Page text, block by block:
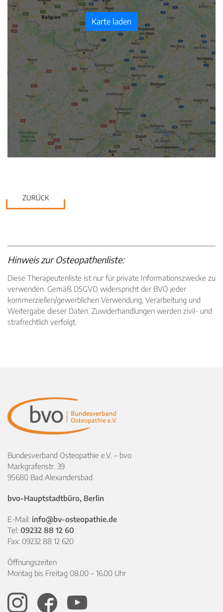
Karte laden
ZURÜCK
Hinweis zur Osteopathenliste:
Diese Therapeutenliste ist nur für private Informationszwecke zu
verwenden. Gemäß DSGVO widerspricht der BVO jeder
kommerziellen/gewerblichen Verwendung, Verarbeitung und
Weitergabe dieser Daten. Zuwiderhandlungen werden zivil- und
strafrechtlich verfolgt.
Bundesverband Osteopathie e.V. – bvo
Markgrafenstr. 39
95680 Bad Alexandersbad
bvo-Hauptstadtbüro, Berlin
E-Mail: info@bv-osteopathie.de
Tel: 09232 88 12 60
Fax: 09232 88 12 620
Öffnungszeiten
Montag bis Freitag 08.00 – 16.00 Uhr